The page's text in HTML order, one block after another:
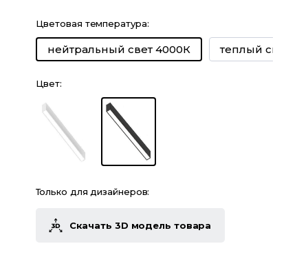
Цветовая температура:
нейтральный свет 4000К теплый свет
Цвет:
Только для дизайнеров:
Скачать 3D модель товара